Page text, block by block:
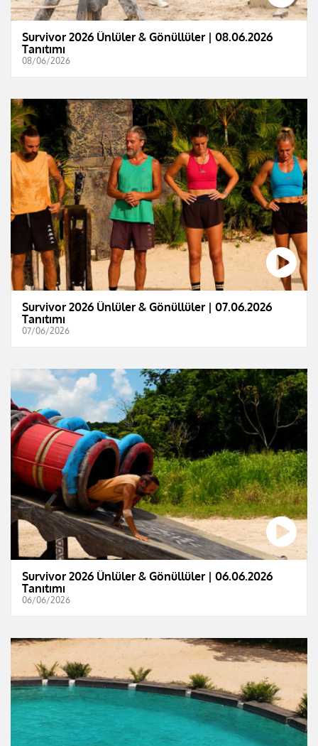
Survivor 2026 Ünlüler & Gönüllüler | 08.06.2026
Tanıtımı
08/06/2026
Survivor 2026 Ünlüler & Gönüllüler | 07.06.2026
Tanıtımı
07/06/2026
Survivor 2026 Ünlüler & Gönüllüler | 06.06.2026
Tanıtımı
06/06/2026